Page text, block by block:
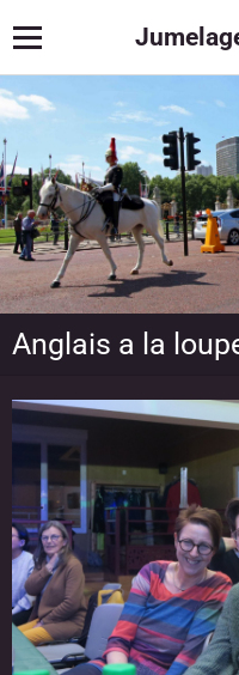
Anglais a la